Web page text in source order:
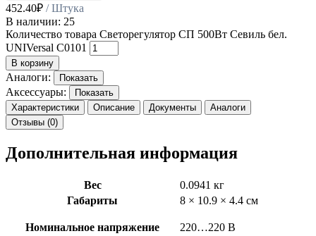
452.40₽ / Штука
В наличии: 25
Количество товара Светорегулятор СП 500Вт Севиль бел.
UNIVersal С0101
В корзину
Аналоги: Показать
Аксессуары:
Показать
Характеристики
Описание Документы
Аналоги
Отзывы (0)
Дополнительная информация
Вес
0.0941 кг
Габариты
8 × 10.9 × 4.4 см
Номинальное напряжение 220…220 В